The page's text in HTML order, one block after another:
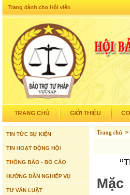
Trang dành cho Hội viên
TRANG CHỦ GIỚI THIỆU
TIN TỨC SỰ KIỆN
TIN HOẠT ĐỘNG HỘI
THÔNG BÁO - BỐ CÁO
HƯỚNG DẪN NGHIỆP VỤ
TƯ VẤN LUẬT
Trang chủ >